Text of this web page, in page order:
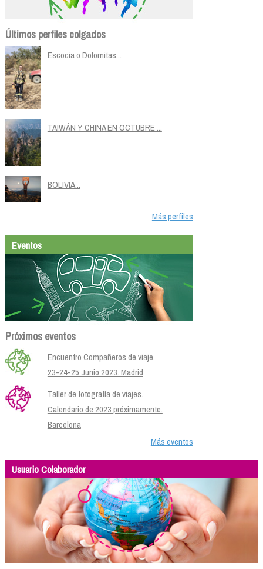
Últimos perfiles colgados
Escocia o Dolomitas...
TAIWÁN Y CHINA EN OCTUBRE ...
BOLIVIA...
Más perfiles
Eventos
Próximos eventos
Encuentro Compañeros de viaje.
23-24-25 Junio 2023. Madrid
Taller de fotografía de viajes.
Calendario de 2023 próximamente.
Barcelona
Más eventos
Usuario Colaborador